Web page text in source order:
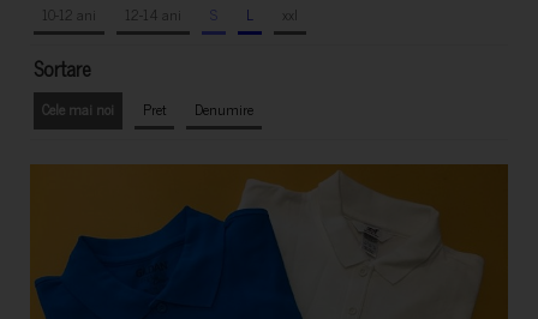
10-12 ani
12-14 ani S L xxl
Sortare
Cele mai noi Pret Denumire